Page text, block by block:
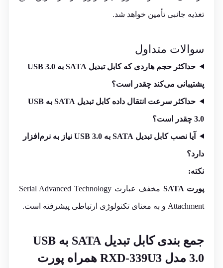
تغذیه جانبی تأمین خواهد شد.
سوالات متداول
حداکثر حجم هاردی که کابل تبدیل SATA به USB 3.0
پشتیبانی می‌کند چقدر است؟
حداکثر سرعت انتقال داده کابل تبدیل SATA به USB
3.0 چقدر است؟
آیا نصب کابل تبدیل SATA به USB 3.0 نیاز به نرم‌افزار
دارد؟
نکته:
پورت SATA مخفف عبارت Serial Advanced Technology
Attachment و به معنای تکنولوژی ارتباطی پیشرفته است.
جمع بندی
کابل تبدیل SATA به USB
3.0 مدل RXD-339U3 همراه پورت